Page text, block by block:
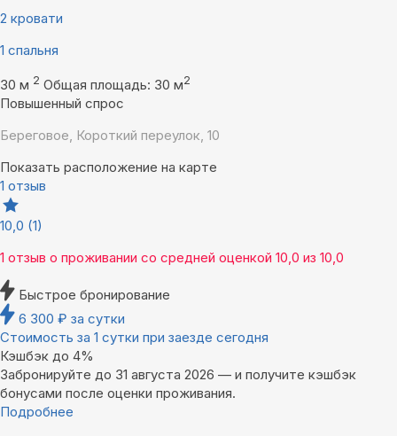
2 кровати
1 спальня
30 м 2 Общая площадь: 30 м2
Повышенный спрос
Береговое, Короткий переулок, 10
Показать расположение на карте
1 отзыв
10,0 (1)
1 отзыв о проживании со средней оценкой 10,0 из 10,0
Быстрое бронирование
6 300 ₽ за сутки
Стоимость за 1 сутки при заезде сегодня
Кэшбэк до 4%
Забронируйте до 31 августа 2026 — и получите кэшбэк
бонусами после оценки проживания.
Подробнее